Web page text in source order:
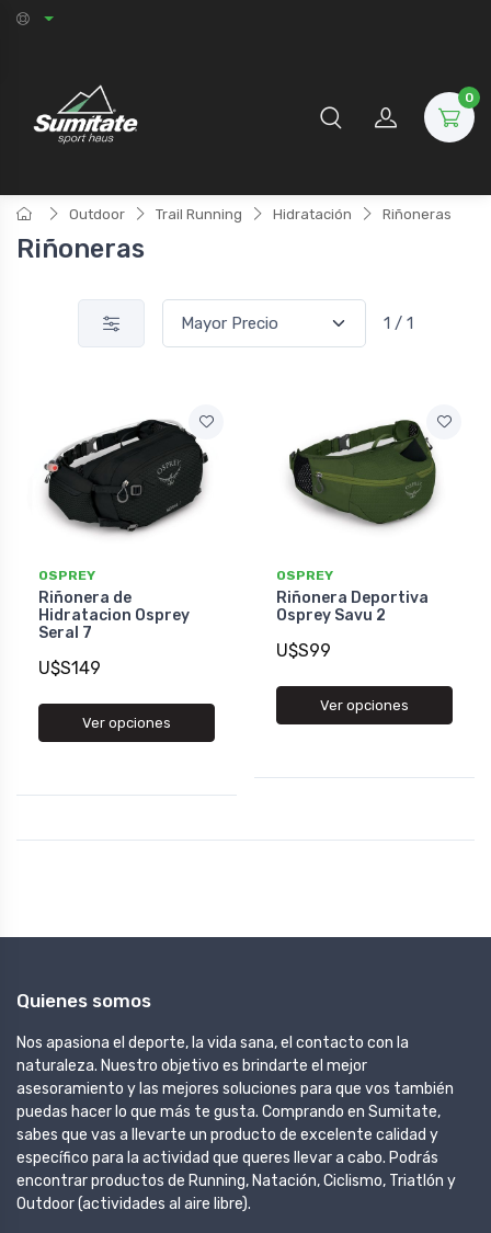
0
Outdoor Trail Running Hidratación Riñoneras
Riñoneras
1 / 1
OSPREY
Riñonera de
Hidratacion Osprey
Seral 7
U$S149
Ver opciones
OSPREY
Riñonera Deportiva
Osprey Savu 2
U$S99
Ver opciones
Quienes somos
Nos apasiona el deporte, la vida sana, el contacto con la
naturaleza. Nuestro objetivo es brindarte el mejor
asesoramiento y las mejores soluciones para que vos también
puedas hacer lo que más te gusta. Comprando en Sumitate,
sabes que vas a llevarte un producto de excelente calidad y
específico para la actividad que queres llevar a cabo. Podrás
encontrar productos de Running, Natación, Ciclismo, Triatlón y
Outdoor (actividades al aire libre).